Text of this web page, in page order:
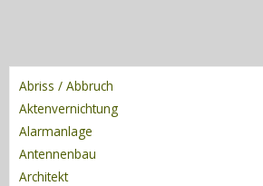
Abriss / Abbruch
Aktenvernichtung
Alarmanlage
Antennenbau
Architekt